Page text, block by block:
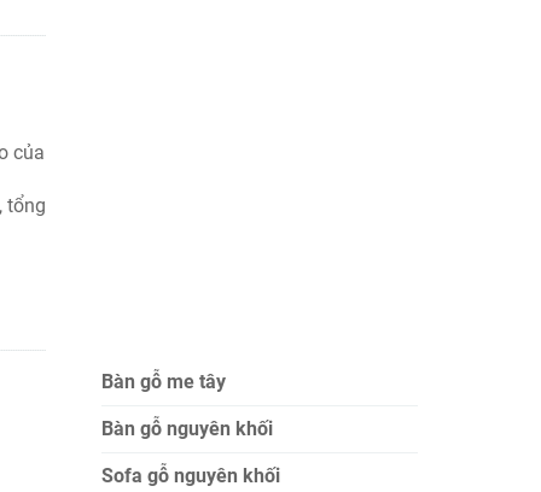
của
tổng
Bàn gỗ me tây
Bàn gỗ nguyên khối
Sofa gỗ nguyên khối